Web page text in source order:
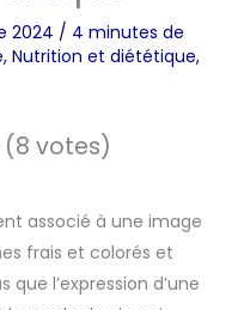
2024 / 4 minutes de
, Nutrition et diététique,
votes)
associé à une image
frais et colorés et
que l’expression d’une